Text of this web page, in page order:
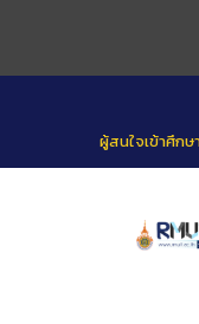
ผู้สนใจเข้าศึกษ